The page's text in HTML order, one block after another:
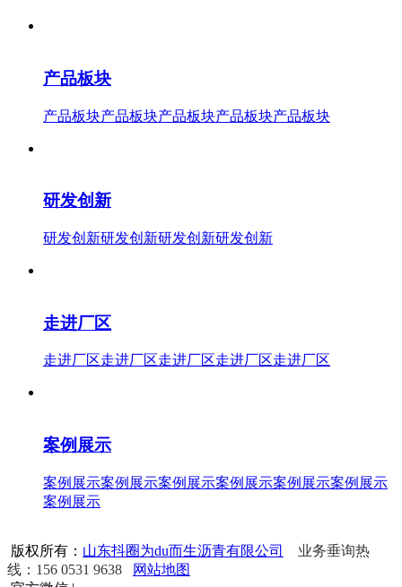
产品板块
产品板块产品板块产品板块产品板块产品板块
研发创新
研发创新研发创新研发创新研发创新
走进厂区
走进厂区走进厂区走进厂区走进厂区走进厂区
案例展示
案例展示案例展示案例展示案例展示案例展示案例展示
案例展示
版权所有： 山东抖圈为du而生沥青有限公司
业务垂询热
线：156 0531 9638
网站地图